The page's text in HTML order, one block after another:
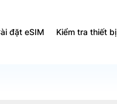
đặt eSIM Kiểm tra thiết bị